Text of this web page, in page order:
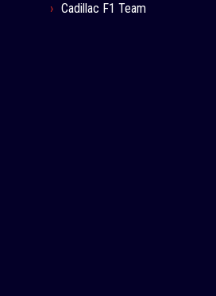
Cadillac F1 Team